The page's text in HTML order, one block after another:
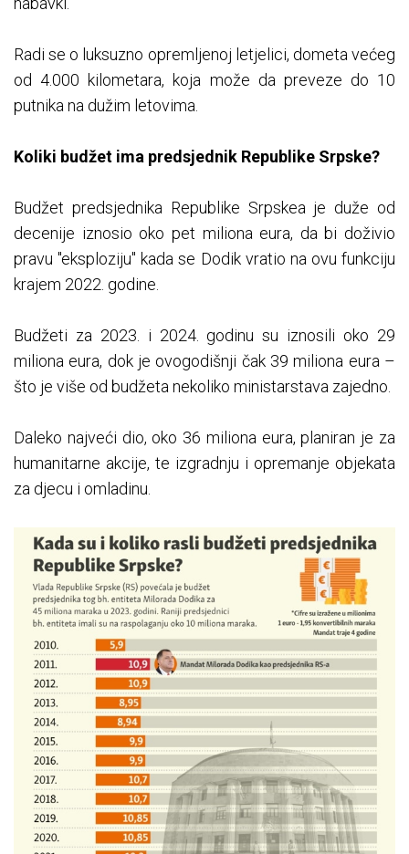
Radi se o luksuzno opremljenoj letjelici, dometa većeg
od 4.000 kilometara, koja može da preveze do 10
putnika na dužim letovima.
Koliki budžet ima predsjednik Republike Srpske?
Budžet predsjednika Republike Srpskea je duže od
decenije iznosio oko pet miliona eura, da bi doživio
pravu "eksploziju" kada se Dodik vratio na ovu funkciju
krajem 2022. godine.
Budžeti za 2023. i 2024. godinu su iznosili oko 29
miliona eura, dok je ovogodišnji čak 39 miliona eura –
što je više od budžeta nekoliko ministarstava zajedno.
Daleko najveći dio, oko 36 miliona eura, planiran je za
humanitarne akcije, te izgradnju i opremanje objekata
za djecu i omladinu.